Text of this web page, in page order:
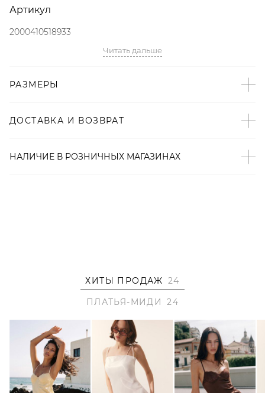
Артикул
2000410518933
– Дизайн: Санкт-Петербург, Россия;
Givenchy и Alberta Ferretti;
– Универсальная длина миди;
На Алёне размер XS, параметры 84/63/93, рост 179 см.
Читать дальше
РАЗМЕРЫ
ДОСТАВКА И ВОЗВРАТ
НАЛИЧИЕ В РОЗНИЧНЫХ МАГАЗИНАХ
ХИТЫ ПРОДАЖ 24
ПЛАТЬЯ-МИДИ
24